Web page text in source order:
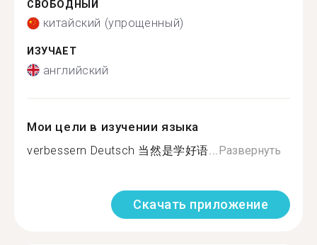
СВОБОДНЫЙ
китайский (упрощенный)
ИЗУЧАЕТ
английский
Мои цели в изучении языка
verbessern Deutsch 当然是学好语... Развернуть
Скачать приложение